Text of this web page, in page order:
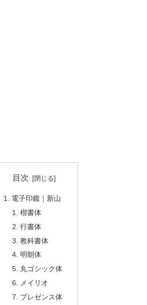
目次
電子印鑑｜新山
楷書体
行書体
教科書体
明朝体
丸ゴシック体
メイリオ
プレゼンス体